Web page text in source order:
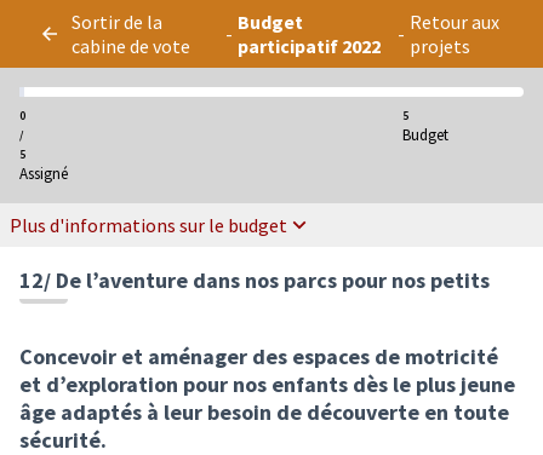
Sortir de la
cabine de vote
- Budget
participatif 2022
- Retour aux
projets
0
/
5
Assigné
5
Budget
Plus d'informations sur le budget
12/ De l’aventure dans nos parcs pour nos petits
Concevoir et aménager des espaces de motricité
et d’exploration pour nos enfants dès le plus jeune
âge adaptés à leur besoin de découverte en toute
sécurité.
Panneau de gestion des cookies